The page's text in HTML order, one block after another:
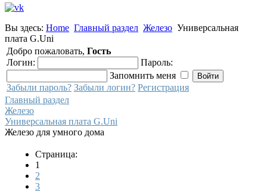
Вы здесь: Home Главный раздел Железо Универсальная
плата G.Uni
Добро пожаловать, Гость
Логин:
Пароль:
Запомнить меня
Забыли пароль? Забыли логин? Регистрация
Главный раздел
Железо
Универсальная плата G.Uni
Железо для умного дома
Страница:
1
2
3